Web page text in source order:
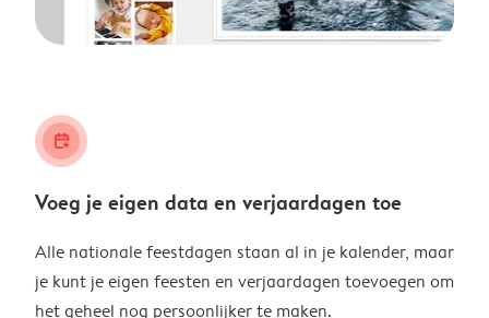
calendar_plus
Voeg je eigen data en verjaardagen toe
Alle nationale feestdagen staan al in je kalender, maar
je kunt je eigen feesten en verjaardagen toevoegen om
het geheel nog persoonlijker te maken.